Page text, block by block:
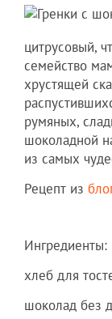
цитрусовый,
семейство
хрустящей
румяных,
шоколадной
из самых
Рецепт из
Ингредиенты:
хлеб для
шоколад без